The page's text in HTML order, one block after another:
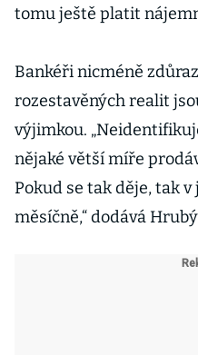
tomu ještě platit
Bankéři nicméně
rozestavěných realit
výjimkou.
nějaké větší míře
Pokud se tak děje, tak
měsíčně,“ dodává